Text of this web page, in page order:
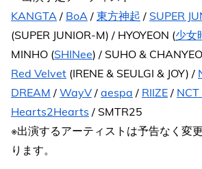
KANGTA / BoA / 東方神起 / SUPER
(SUPER JUNIOR-M) / HYOYEON (少女
MINHO (SHINee) / SUHO &
Red Velvet (IRENE & SEULGI & JOY) /
DREAM / WayV / aespa / RIIZE /
Hearts2Hearts / SMTR25
※出演するアーティストは予告なく変
ります。